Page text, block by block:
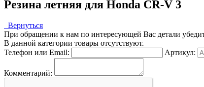
Резина летняя для Honda CR-V 3
Вернуться
При обращении к нам по интересующей Вас детали
В данной категории товары отсутствуют.
Телефон или Email:
Артикул:
Комментарий: